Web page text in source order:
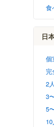
食
日
個
完
2
3
5